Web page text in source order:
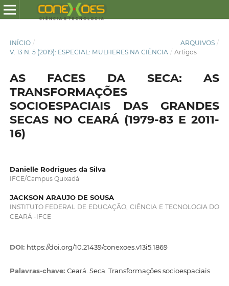
INÍCIO / ARQUIVOS /
V. 13 N. 5 (2019): ESPECIAL: MULHERES NA CIÊNCIA / Artigos
AS FACES DA SECA: AS
TRANSFORMAÇÕES
SOCIOESPACIAIS DAS GRANDES
SECAS NO CEARÁ (1979-83 E 2011-
16)
Danielle Rodrigues da Silva
IFCE/Campus Quixadá
JACKSON ARAUJO DE SOUSA
INSTITUTO FEDERAL DE EDUCAÇÃO, CIÊNCIA E TECNOLOGIA DO
CEARÁ -IFCE
DOI: https://doi.org/10.21439/conexoes.v13i5.1869
Palavras-chave: Ceará. Seca. Transformações socioespaciais.